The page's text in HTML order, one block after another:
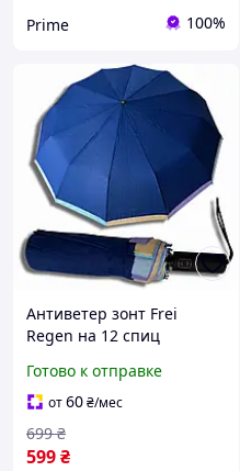
Prime 100%
Антиветер зонт Frei
Regen на 12 спиц
красивый автомат
складной качественный
прочный зонтик
антишторм от дождя
Готово к отправке
от60₴/мес
599₴
699 ₴